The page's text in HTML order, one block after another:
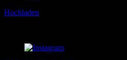
Hochladen